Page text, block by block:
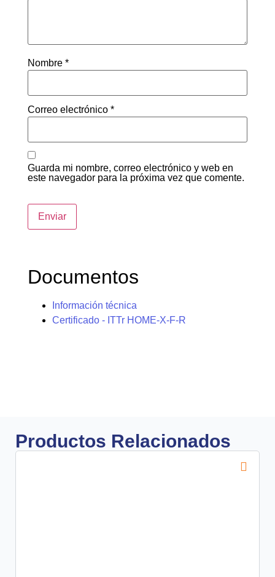
Nombre *
Correo electrónico *
Guarda mi nombre, correo electrónico y web en
este navegador para la próxima vez que comente.
Documentos
Información técnica
Certificado - ITTr HOME-X-F-R
Productos Relacionados